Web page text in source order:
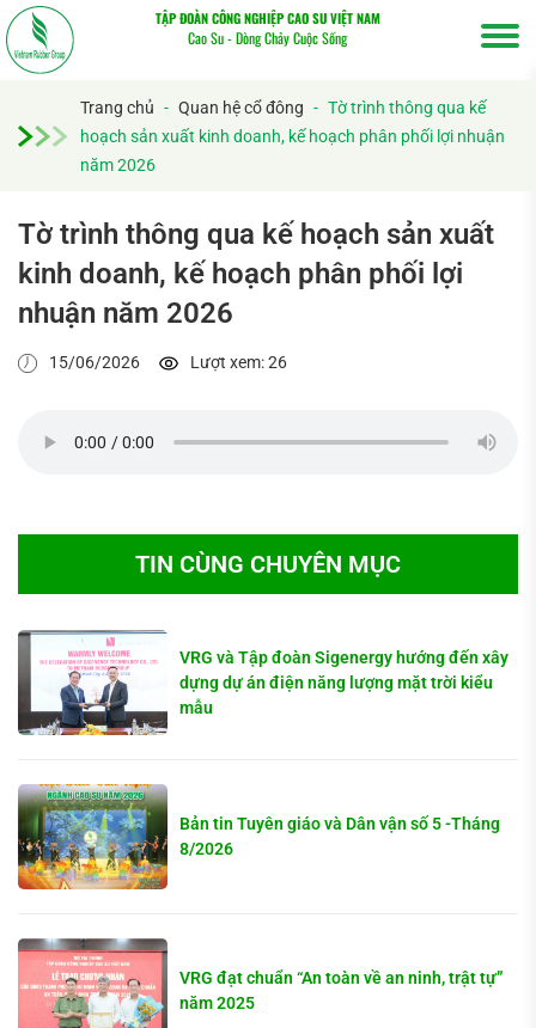
TẬP ĐOÀN CÔNG NGHIỆP CAO SU VIỆT NAM
Cao Su - Dòng Chảy Cuộc Sống
Trang chủ - Quan hệ cổ đông - Tờ trình thông qua kế
hoạch sản xuất kinh doanh, kế hoạch phân phối lợi nhuận
năm 2026
Tờ trình thông qua kế hoạch sản xuất
kinh doanh, kế hoạch phân phối lợi
nhuận năm 2026
15/06/2026 Lượt xem: 26
TIN CÙNG CHUYÊN MỤC
VRG và Tập đoàn Sigenergy hướng đến xây
dựng dự án điện năng lượng mặt trời kiểu
mẫu
Bản tin Tuyên giáo và Dân vận số 5 -Tháng
8/2026
VRG đạt chuẩn “An toàn về an ninh, trật tự”
năm 2025